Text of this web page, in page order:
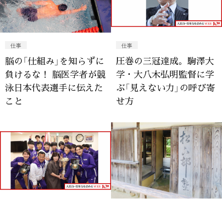
仕事
脳の「仕組み」を知らずに
負けるな！ 脳医学者が競
泳日本代表選手に伝えた
こと
仕事
圧巻の三冠達成。駒澤大
学・大八木弘明監督に学
ぶ「見えない力」の呼び寄
せ方